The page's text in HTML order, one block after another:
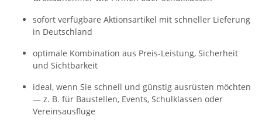
sofort verfügbare Aktionsartikel mit schneller Lieferung
in Deutschland
optimale Kombination aus Preis-Leistung, Sicherheit
und Sichtbarkeit
ideal, wenn Sie schnell und günstig ausrüsten möchten
— z. B. für Baustellen, Events, Schulklassen oder
Vereinsausflüge